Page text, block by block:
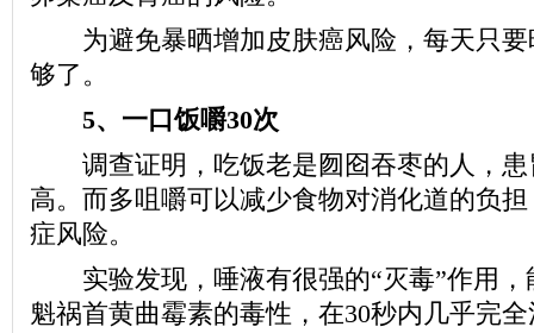
为避免暴晒增加皮肤癌风险，每天只要
够了。
5、一口饭嚼30次
调查证明，吃饭老是囫囵吞枣的人，患
高。而多咀嚼可以减少食物对消化道的负
症风险。
实验发现，唾液有很强的“灭毒”作用，
魁祸首黄曲霉素的毒性，在30秒内几乎完